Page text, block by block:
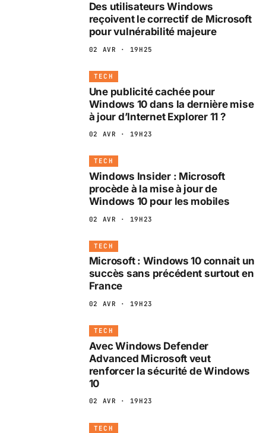
Des utilisateurs Windows
reçoivent le correctif de Microsoft
pour vulnérabilité majeure
02 AVR · 19H25
TECH
Une publicité cachée pour
Windows 10 dans la dernière mise
à jour d’Internet Explorer 11 ?
02 AVR · 19H23
TECH
Windows Insider : Microsoft
procède à la mise à jour de
Windows 10 pour les mobiles
02 AVR · 19H23
TECH
Microsoft : Windows 10 connait un
succès sans précédent surtout en
France
02 AVR · 19H23
TECH
Avec Windows Defender
Advanced Microsoft veut
renforcer la sécurité de Windows
10
02 AVR · 19H23
TECH